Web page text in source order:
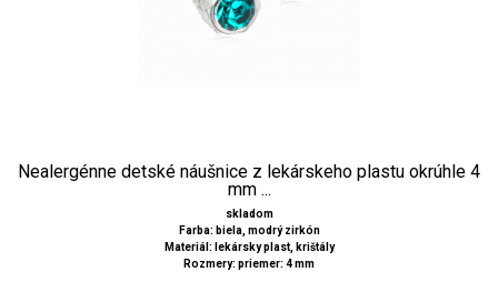
Nealergénne detské náušnice z lekárskeho plastu okrúhle 4
mm ...
skladom
Farba: biela, modrý zirkón
Materiál: lekársky plast, krištály
Rozmery: priemer: 4 mm